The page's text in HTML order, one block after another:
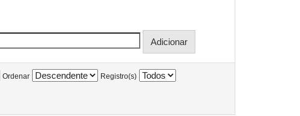
Ordenar Registro(s)